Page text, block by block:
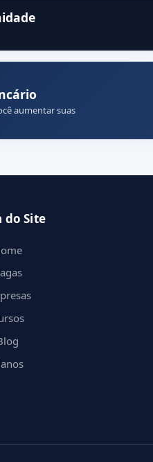
aumentar suas
do Site